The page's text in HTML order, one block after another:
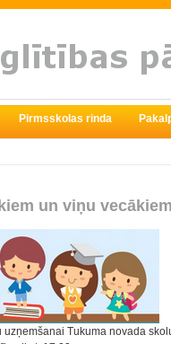
Pirmsskolas rinda
un viņu vecākiem
Tukuma novada